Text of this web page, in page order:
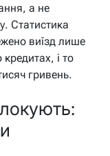
а не
Статистика
виїзд лише
і то
гривень.